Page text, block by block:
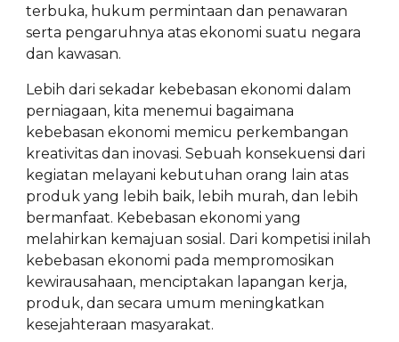
terbuka, hukum permintaan dan penawaran
serta pengaruhnya atas ekonomi suatu negara
dan kawasan.
Lebih dari sekadar kebebasan ekonomi dalam
perniagaan, kita menemui bagaimana
kebebasan ekonomi memicu perkembangan
kreativitas dan inovasi. Sebuah konsekuensi dari
kegiatan melayani kebutuhan orang lain atas
produk yang lebih baik, lebih murah, dan lebih
bermanfaat. Kebebasan ekonomi yang
melahirkan kemajuan sosial. Dari kompetisi inilah
kebebasan ekonomi pada mempromosikan
kewirausahaan, menciptakan lapangan kerja,
produk, dan secara umum meningkatkan
kesejahteraan masyarakat.